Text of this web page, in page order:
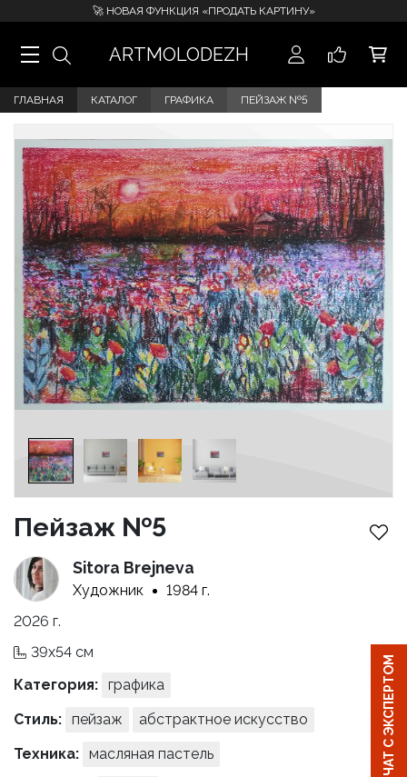
🚀 НОВАЯ ФУНКЦИЯ «ПРОДАТЬ КАРТИНУ»
ARTMOLODEZH
ГЛАВНАЯ КАТАЛОГ ГРАФИКА ПЕЙЗАЖ №5
Пейзаж №5
Sitora Brejneva
Художник
1984 г.
2026 г.
39x54 см
Категория: графика
Стиль: пейзаж
абстрактное искусство
Техника: масляная пастель
ЧАТ С ЭКСПЕРТОМ